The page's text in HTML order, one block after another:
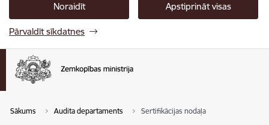
Noraidīt Apstiprināt visas
Pārvaldīt sīkdatnes
Sākums Audita departaments Sertifikācijas nodaļa